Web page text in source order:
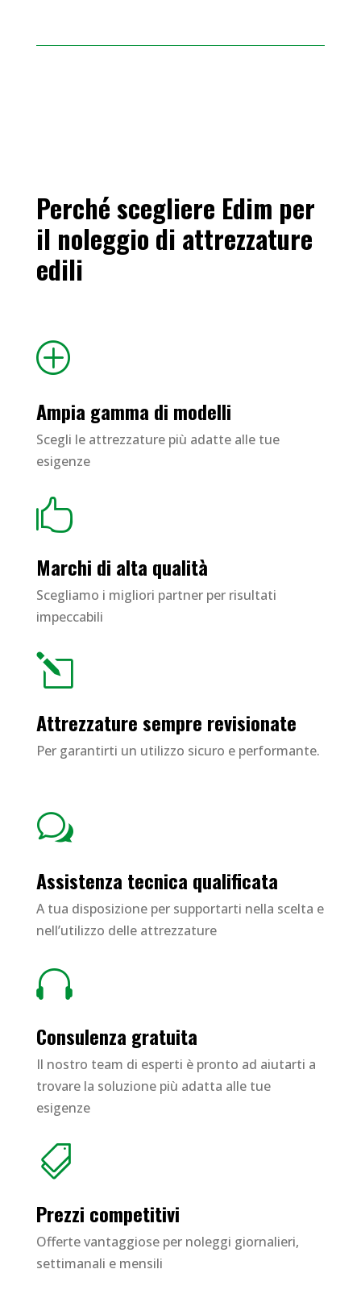
Perché scegliere Edim per
il noleggio di attrezzature
edili
P
Ampia gamma di modelli
Scegli le attrezzature più adatte alle tue
esigenze

Marchi di alta qualità
Scegliamo i migliori partner per risultati
impeccabili
l
Attrezzature sempre revisionate
Per garantirti un utilizzo sicuro e performante.
w
Assistenza tecnica qualificata
A tua disposizione per supportarti nella scelta e
nell’utilizzo delle attrezzature

Consulenza gratuita
Il nostro team di esperti è pronto ad aiutarti a
trovare la soluzione più adatta alle tue
esigenze

Prezzi competitivi
Offerte vantaggiose per noleggi giornalieri,
settimanali e mensili